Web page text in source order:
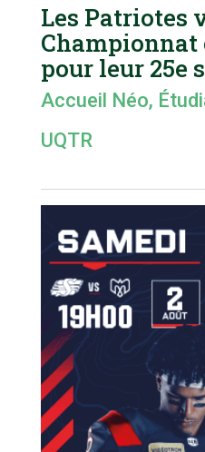
Les Patriotes
Championnat
pour leur 25e
Accueil Néo,
UQTR